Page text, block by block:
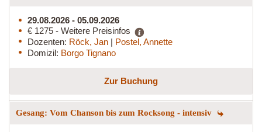
29.08.2026 - 05.09.2026
€ 1275 - Weitere Preisinfos
Dozenten: Röck, Jan | Postel, Annette
Domizil: Borgo Tignano
Zur Buchung
Gesang: Vom Chanson bis zum Rocksong - intensiv